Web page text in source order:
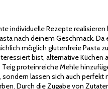
individuelle Rezepte
nach deinem Geschmack.
möglich glutenfreie
bist, alternative
proteinreiche Mehle
lassen sich auch
Durch die Zugabe von